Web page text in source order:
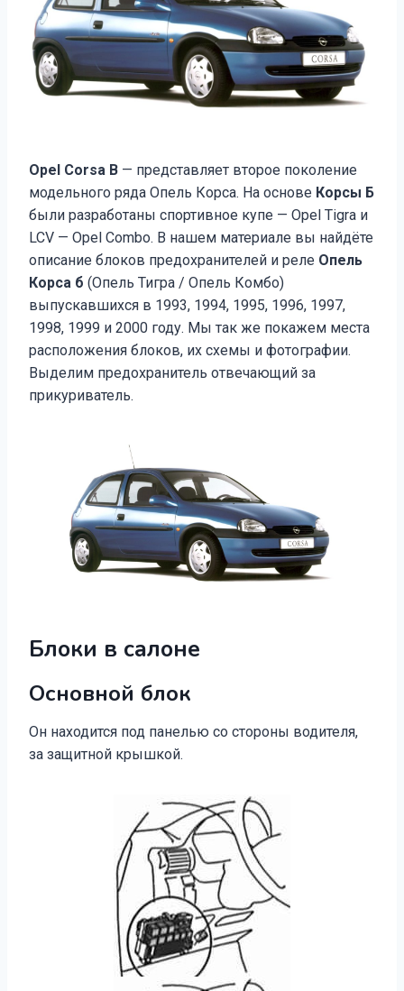
Opel Corsa B — представляет второе поколение
модельного ряда Опель Корса. На основе Корсы Б
были разработаны спортивное купе — Opel Tigra и
LCV — Opel Combo. В нашем материале вы найдёте
описание блоков предохранителей и реле Опель
Корса б (Опель Тигра / Опель Комбо)
выпускавшихся в 1993, 1994, 1995, 1996, 1997,
1998, 1999 и 2000 году. Мы так же покажем места
расположения блоков, их схемы и фотографии.
Выделим предохранитель отвечающий за
прикуриватель.
Блоки в салоне
Основной блок
Он находится под панелью со стороны водителя,
за защитной крышкой.